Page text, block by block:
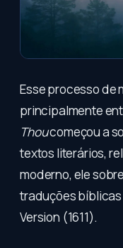
Esse processo de
principalmente
Thoucomeçou a
textos literários,
moderno, ele
traduções bíblicas
Version (1611).